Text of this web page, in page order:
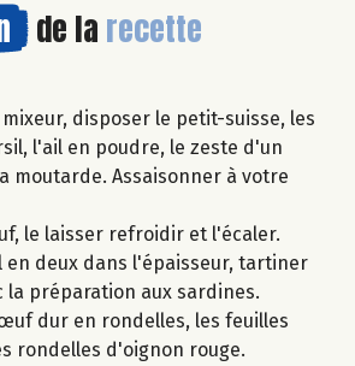
de la recette
disposer le petit-suisse, les
l'ail en poudre, le zeste d'un
moutarde. Assaisonner à votre
le laisser refroidir et l'écaler.
en deux dans l'épaisseur, tartiner
la préparation aux sardines.
dur en rondelles, les feuilles
rondelles d'oignon rouge.